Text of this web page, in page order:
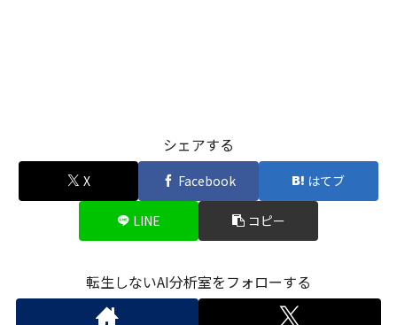
シェアする
X Facebook はてブ
LINE コピー
転生しないAI分析室をフォローする